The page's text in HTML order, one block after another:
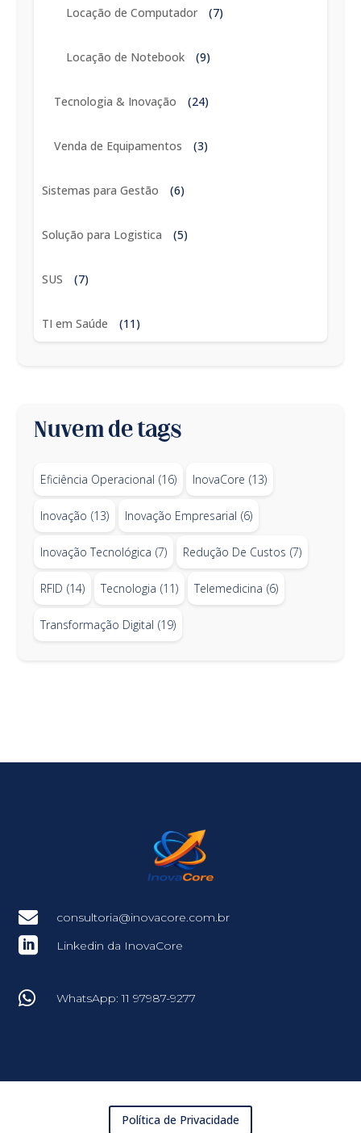
Locação de Computador (7)
Locação de Notebook (9)
Tecnologia & Inovação (24)
Venda de Equipamentos (3)
Sistemas para Gestão (6)
Solução para Logistica (5)
SUS (7)
TI em Saúde (11)
Nuvem de tags
Eficiência Operacional (16) InovaCore (13)
Inovação (13) Inovação Empresarial (6)
Inovação Tecnológica (7) Redução De Custos (7)
RFID (14) Tecnologia (11) Telemedicina (6)
Transformação Digital (19)
 consultoria@inovacore.com.br
 Linkedin da InovaCore
 WhatsApp: 11 97987-9277
Política de Privacidade